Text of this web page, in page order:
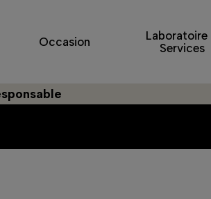
Occasion
Laboratoire
Services